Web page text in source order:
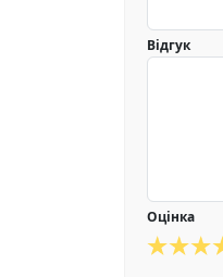
Відгук
Оцінка